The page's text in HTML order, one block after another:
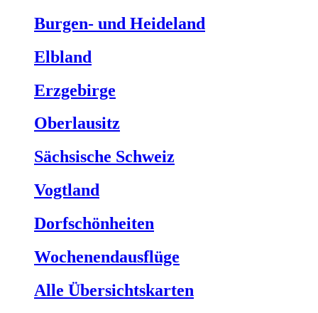
Burgen- und Heideland
Elbland
Erzgebirge
Oberlausitz
Sächsische Schweiz
Vogtland
Dorfschönheiten
Wochenendausflüge
Alle Übersichtskarten